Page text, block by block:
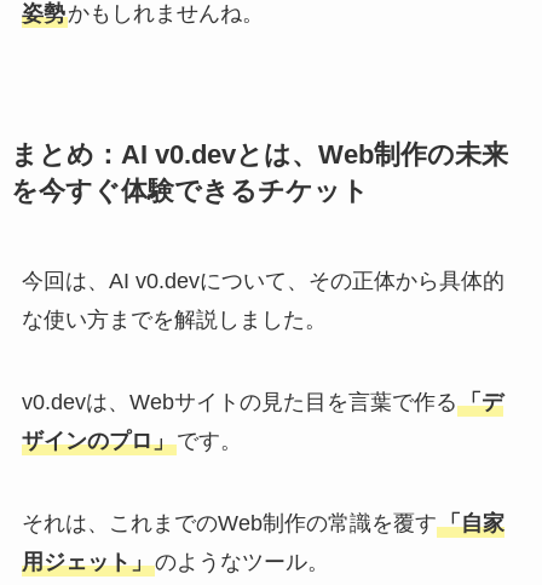
姿勢かもしれませんね。
まとめ：AI v0.devとは、Web制作の未来
を今すぐ体験できるチケット
今回は、AI v0.devについて、その正体から具体的
な使い方までを解説しました。
v0.devは、Webサイトの見た目を言葉で作る「デ
ザインのプロ」です。
それは、これまでのWeb制作の常識を覆す「自家
用ジェット」のようなツール。